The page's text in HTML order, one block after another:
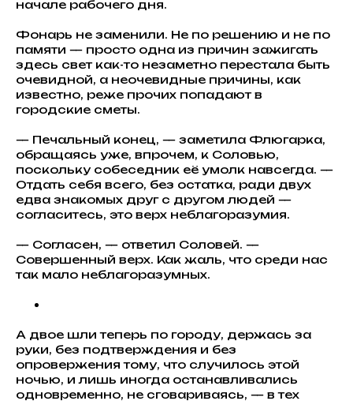
начале рабочего дня.
Фонарь не заменили. Не по решению и не по
памяти — просто одна из причин зажигать
здесь свет как-то незаметно перестала быть
очевидной, а неочевидные причины, как
известно, реже прочих попадают в
городские сметы.
— Печальный конец, — заметила Флюгарка,
обращаясь уже, впрочем, к Соловью,
поскольку собеседник её умолк навсегда. —
Отдать себя всего, без остатка, ради двух
едва знакомых друг с другом людей —
согласитесь, это верх неблагоразумия.
— Согласен, — ответил Соловей. —
Совершенный верх. Как жаль, что среди нас
так мало неблагоразумных.
А двое шли теперь по городу, держась за
руки, без подтверждения и без
опровержения тому, что случилось этой
ночью, и лишь иногда останавливались
одновременно, не сговариваясь, — в тех